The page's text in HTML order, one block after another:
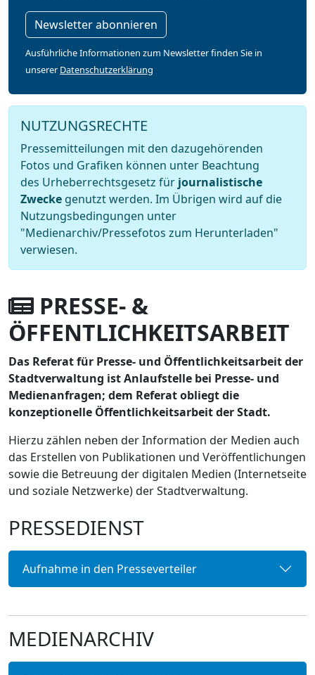
Newsletter abonnieren
Ausführliche Informationen zum Newsletter finden Sie in
unserer Datenschutzerklärung
NUTZUNGSRECHTE
Pressemitteilungen mit den dazugehörenden
Fotos und Grafiken können unter Beachtung
des Urheberrechtsgesetz für journalistische
Zwecke genutzt werden. Im Übrigen wird auf die
Nutzungsbedingungen unter
"Medienarchiv/Pressefotos zum Herunterladen"
verwiesen.
PRESSE- &
ÖFFENTLICHKEITSARBEIT
Das Referat für Presse- und Öffentlichkeitsarbeit der
Stadtverwaltung ist Anlaufstelle bei Presse- und
Medienanfragen; dem Referat obliegt die
konzeptionelle Öffentlichkeitsarbeit der Stadt.
Hierzu zählen neben der Information der Medien auch
das Erstellen von Publikationen und Veröffentlichungen
sowie die Betreuung der digitalen Medien (Internetseite
und soziale Netzwerke) der Stadtverwaltung.
PRESSEDIENST
Aufnahme in den Presseverteiler
MEDIENARCHIV